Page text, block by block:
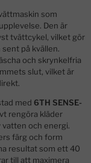
som
Den är
tvättcykel, vilket gör
på kvällen.
och skrynkelfria
slut, vilket är
med 6TH SENSE-
rengöra kläder
och energi.
färg och form
resultat som ett 40
till att maximera